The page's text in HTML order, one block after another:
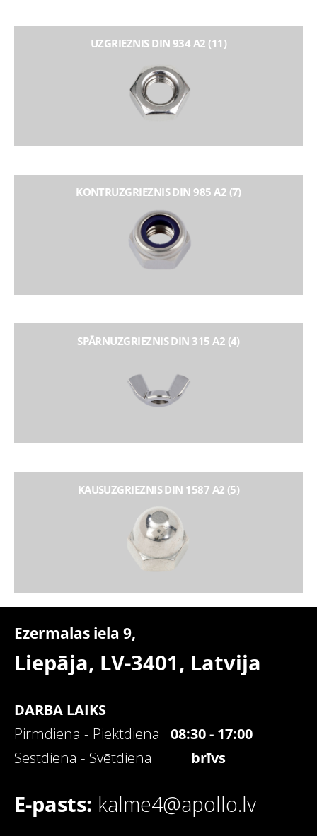
UZGRIEZNIS DIN 934 A2 (11)
KONTRUZGRIEZNIS DIN 985 A2 (7)
SPĀRNUZGRIEZNIS DIN 315 A2 (4)
KAUSUZGRIEZNIS DIN 1587 A2 (5)
Ezermalas iela 9,
Liepāja, LV-3401, Latvija
DARBA LAIKS
Pirmdiena - Piektdiena 08:30 - 17:00
Sestdiena - Svētdiena brīvs
E-pasts: kalme4@apollo.lv